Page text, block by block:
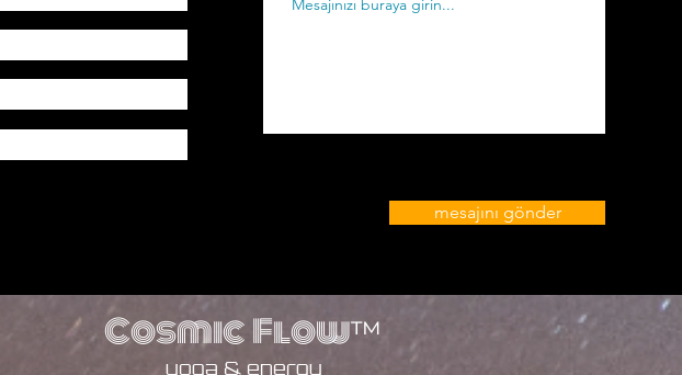
mesajını gönder
Cosmic Flow™
yoga & energy